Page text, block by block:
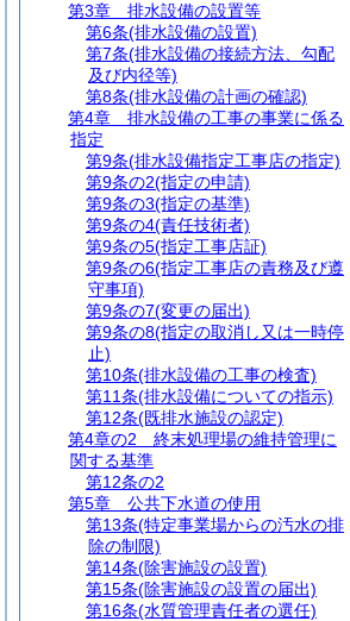
第3章
排水設備の設置等
第6条(排水設備の設置)
第7条(排水設備の接続方法、勾配
及び内径等)
第8条(排水設備の計画の確認)
第4章
排水設備の工事の事業に係る
指定
第9条(排水設備指定工事店の指定)
第9条の2(指定の申請)
第9条の3(指定の基準)
第9条の4(責任技術者)
第9条の5(指定工事店証)
第9条の6(指定工事店の責務及び遵
守事項)
第9条の7(変更の届出)
第9条の8(指定の取消し又は一時停
止)
第10条(排水設備の工事の検査)
第11条(排水設備についての指示)
第12条(既排水施設の認定)
第4章の2
終末処理場の維持管理に
関する基準
第12条の2
第5章
公共下水道の使用
第13条(特定事業場からの汚水の排
除の制限)
第14条(除害施設の設置)
第15条(除害施設の設置の届出)
第16条(水質管理責任者の選任)